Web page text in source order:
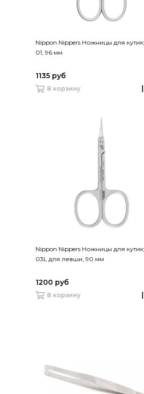
Nippon Nippers Ножницы для
01, 96 мм
1135 руб
В корзину
Nippon Nippers Ножницы для
03L для левши, 90 мм
1200 руб
В корзину